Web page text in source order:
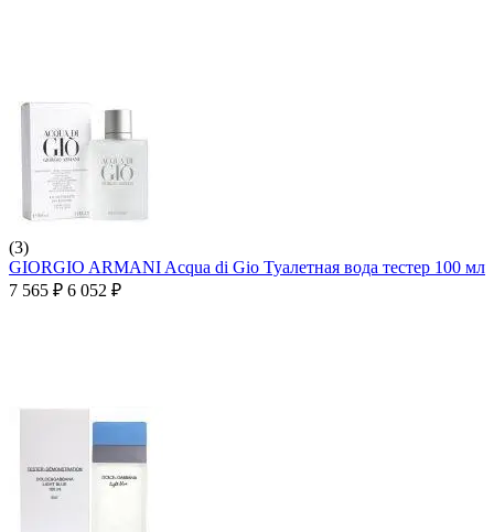
(3)
GIORGIO ARMANI Acqua di Gio Туалетная вода тестер 100 мл
7 565 ₽ 6 052 ₽